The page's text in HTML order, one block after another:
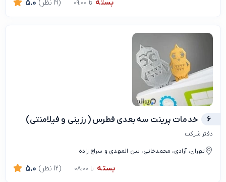
بسته تا 09:00 5.0 (19 نظر)
6 خدمات پرینت سه بعدی فطرس ( رزینی و فیلامنتی)
دفتر شرکت
تهران، آزادی، محمدخانی، بین المهدی و سراج زاده
بسته تا 08:00 5.0 (12 نظر)